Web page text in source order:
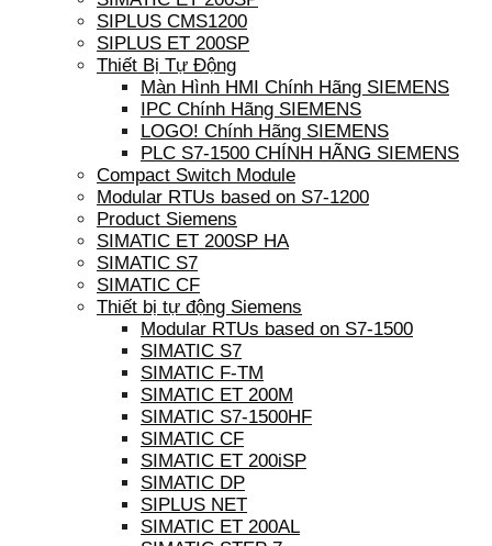
SIPLUS CMS1200
SIPLUS ET 200SP
Thiết Bị Tự Động
Màn Hình HMI Chính Hãng SIEMENS
IPC Chính Hãng SIEMENS
LOGO! Chính Hãng SIEMENS
PLC S7-1500 CHÍNH HÃNG SIEMENS
Compact Switch Module
Modular RTUs based on S7-1200
Product Siemens
SIMATIC ET 200SP HA
SIMATIC S7
SIMATIC CF
Thiết bị tự động Siemens
Modular RTUs based on S7-1500
SIMATIC S7
SIMATIC F-TM
SIMATIC ET 200M
SIMATIC S7-1500HF
SIMATIC CF
SIMATIC ET 200iSP
SIMATIC DP
SIPLUS NET
SIMATIC ET 200AL